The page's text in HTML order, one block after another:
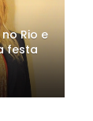
Rio e
festa